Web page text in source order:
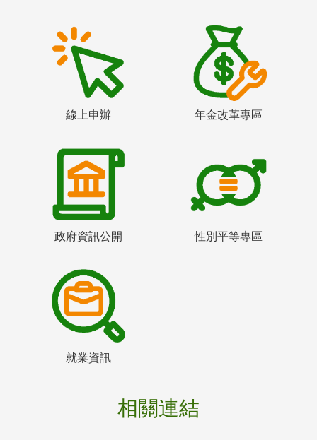
線上申辦 年金改革專區
政府資訊公開 性別平等專區
就業資訊
相關連結